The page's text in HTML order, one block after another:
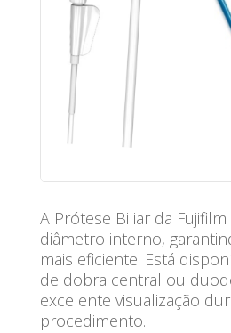
A Prótese Biliar da
diâmetro interno,
mais eficiente. Está
de dobra central ou
excelente visualização
procedimento.